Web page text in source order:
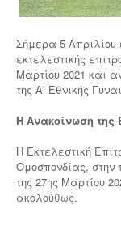
Σήμερα 5
εκτελεστικής
Μαρτίου 2021 και
της Α’ Εθνικής
Η Ανακοίνωση της
Η Εκτελεστική
Ομοσπονδίας, στην
της 27ης Μαρτίου
ακολούθως.